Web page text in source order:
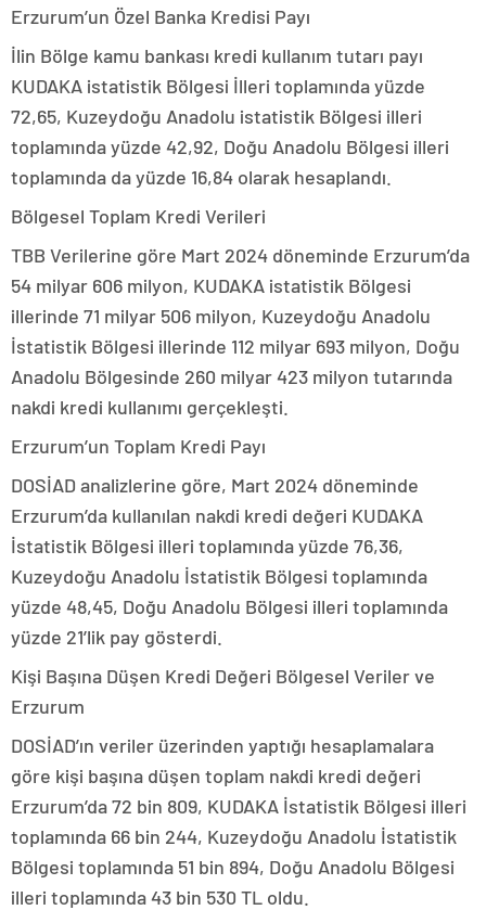
Erzurum’un Özel Banka Kredisi Payı
İlin Bölge kamu bankası kredi kullanım tutarı payı
KUDAKA istatistik Bölgesi İlleri toplamında yüzde
72,65, Kuzeydoğu Anadolu istatistik Bölgesi illeri
toplamında yüzde 42,92, Doğu Anadolu Bölgesi illeri
toplamında da yüzde 16,84 olarak hesaplandı.
Bölgesel Toplam Kredi Verileri
TBB Verilerine göre Mart 2024 döneminde Erzurum’da
54 milyar 606 milyon, KUDAKA istatistik Bölgesi
illerinde 71 milyar 506 milyon, Kuzeydoğu Anadolu
İstatistik Bölgesi illerinde 112 milyar 693 milyon, Doğu
Anadolu Bölgesinde 260 milyar 423 milyon tutarında
nakdi kredi kullanımı gerçekleşti.
Erzurum’un Toplam Kredi Payı
DOSİAD analizlerine göre, Mart 2024 döneminde
Erzurum’da kullanılan nakdi kredi değeri KUDAKA
İstatistik Bölgesi illeri toplamında yüzde 76,36,
Kuzeydoğu Anadolu İstatistik Bölgesi toplamında
yüzde 48,45, Doğu Anadolu Bölgesi illeri toplamında
yüzde 21’lik pay gösterdi.
Kişi Başına Düşen Kredi Değeri Bölgesel Veriler ve
Erzurum
DOSİAD’ın veriler üzerinden yaptığı hesaplamalara
göre kişi başına düşen toplam nakdi kredi değeri
Erzurum’da 72 bin 809, KUDAKA İstatistik Bölgesi illeri
toplamında 66 bin 244, Kuzeydoğu Anadolu İstatistik
Bölgesi toplamında 51 bin 894, Doğu Anadolu Bölgesi
illeri toplamında 43 bin 530 TL oldu.